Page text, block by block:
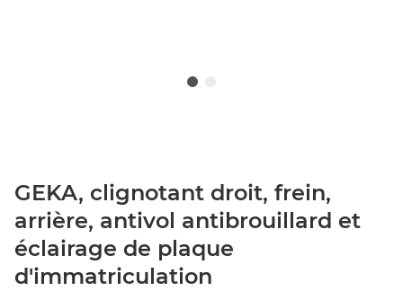
GEKA, clignotant droit, frein,
arrière, antivol antibrouillard et
éclairage de plaque
d'immatriculation